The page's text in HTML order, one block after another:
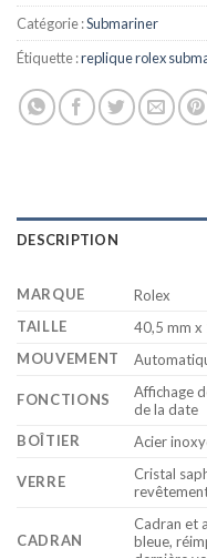
Catégorie :Submariner
Étiquette :replique rolex
DESCRIPTION
MARQUE
Rolex
TAILLE
40,5 mm x
MOUVEMENT
FONCTIONS
Affichage
de la date
BOÎTIER
Acier
VERRE
Cristal
CADRAN
Cadran et
bleue,